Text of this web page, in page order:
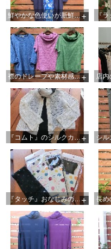
鮮やかな色使いが新鮮な『タッチ』のカーディガン＆ノースリーブカットソー
襟のドレープや素材感にこだわりが感じられる『タッチ』のトップスたち
『タッチ』おなじみの水玉柄が可愛い☆腕カバーです